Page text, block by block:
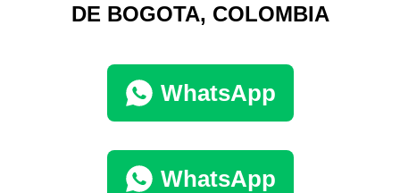
DE BOGOTA, COLOMBIA
WhatsApp
WhatsApp